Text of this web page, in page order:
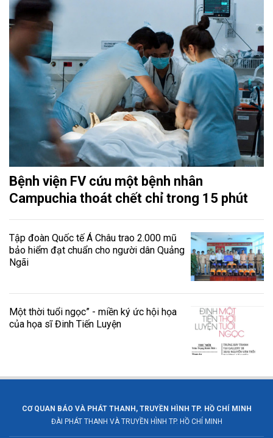
Bệnh viện FV cứu một bệnh nhân
Campuchia thoát chết chỉ trong 15 phút
Tập đoàn Quốc tế Á Châu trao 2.000 mũ
bảo hiểm đạt chuẩn cho người dân Quảng
Ngãi
Một thời tuổi ngọc” - miền ký ức hội họa
của họa sĩ Đinh Tiến Luyện
CƠ QUAN BÁO VÀ PHÁT THANH, TRUYỀN HÌNH TP. HỒ CHÍ MINH
ĐÀI PHÁT THANH VÀ TRUYỀN HÌNH TP. HỒ CHÍ MINH